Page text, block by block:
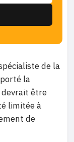
de la
la
devrait être
limitée à
de